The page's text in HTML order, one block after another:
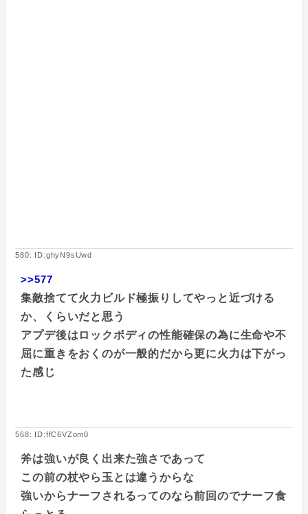
580: ID:ghyN9sUwd
>>577
集敵捨てて火力ビルド極振りしてやっと近づける
か、くらいだと思う
アプデ後はロックボディの性能確保の為に生命や不
屈に重きをおくのが一般的だから更に火力は下がっ
た感じ
568: ID:ffC6VZom0
斧は強いが良く出来た強さであって
この前の杖やら玉とは違うからな
強いからナーフされるってのなら前回のでナーフ食